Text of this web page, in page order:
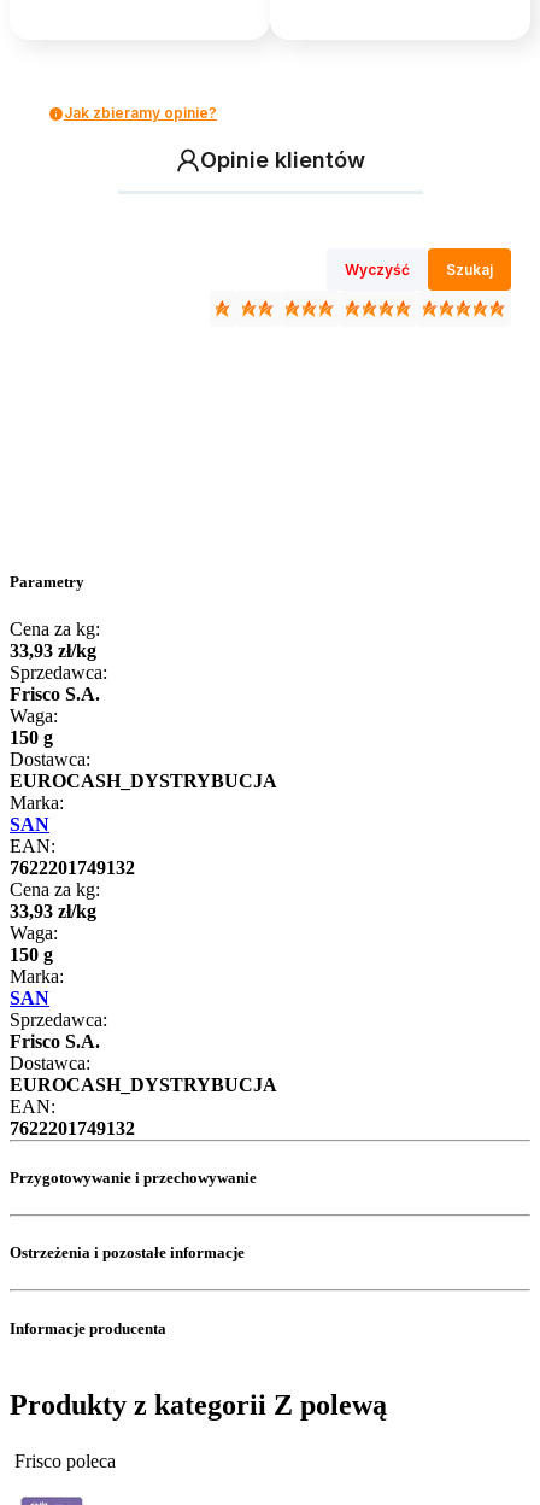
Jak zbieramy opinie?
Opinie klientów
Wyczyść Szukaj
Parametry
Cena za kg:
33,93 zł/kg
Sprzedawca:
Frisco S.A.
Waga:
150 g
Dostawca:
EUROCASH_DYSTRYBUCJA
Marka:
SAN
EAN:
7622201749132
Cena za kg:
33,93 zł/kg
Waga:
150 g
Marka:
SAN
Sprzedawca:
Frisco S.A.
Dostawca:
EUROCASH_DYSTRYBUCJA
EAN:
7622201749132
Przygotowywanie i przechowywanie
Ostrzeżenia i pozostałe informacje
Informacje producenta
Produkty z kategorii Z polewą
Frisco poleca